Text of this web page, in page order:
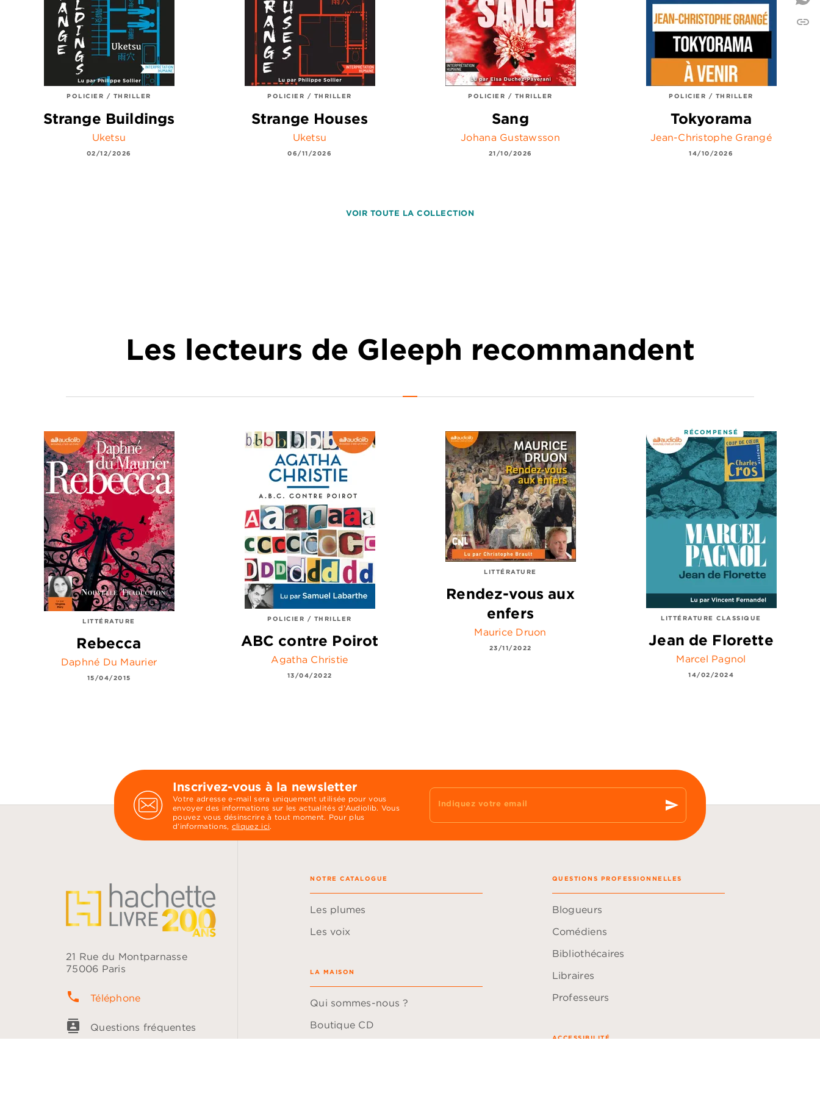
POLICIER / THRILLER
Strange Buildings
Uketsu
02/12/2026
POLICIER / THRILLER
Strange Houses
Uketsu
06/11/2026
POLICIER / THRILLER
Sang
Johana Gustawsson
21/10/2026
POLICIER / THRILLER
Tokyorama
Jean-Christophe Grangé
14/10/2026
VOIR TOUTE LA COLLECTION
Les lecteurs de Gleeph recommandent
LITTÉRATURE
Rebecca
Daphné Du Maurier
15/04/2015
POLICIER / THRILLER
ABC contre Poirot
Agatha Christie
13/04/2022
LITTÉRATURE
Rendez-vous aux
enfers
Maurice Druon
23/11/2022
RÉCOMPENSÉ
LITTÉRATURE CLASSIQUE
Jean de Florette
Marcel Pagnol
14/02/2024
link
Inscrivez-vous à la newsletter
Votre adresse e-mail sera uniquement utilisée pour vous
envoyer des informations sur les actualités d'Audiolib. Vous
pouvez vous désinscrire à tout moment. Pour plus
d’informations, cliquez ici.
Indiquez votre email send
21 Rue du Montparnasse
75006 Paris
phone Téléphone
contacts Questions fréquentes
NOTRE CATALOGUE
Les plumes
Les voix
LA MAISON
Qui sommes-nous ?
Boutique CD
QUESTIONS PROFESSIONNELLES
Blogueurs
Comédiens
Bibliothécaires
Libraires
Professeurs
ACCESSIBILITÉ